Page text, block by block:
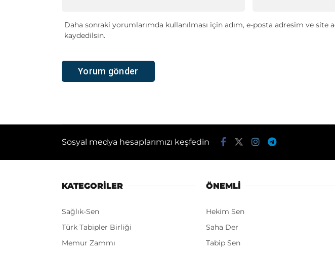
Daha sonraki yorumlarımda kullanılması için adım, e-posta adresim ve site
kaydedilsin.
Sosyal medya hesaplarımızı keşfedin
KATEGORİLER
Sağlık-Sen
Türk Tabipler Birliği
Memur Zammı
ÖNEMLI
Hekim Sen
Saha Der
Tabip Sen